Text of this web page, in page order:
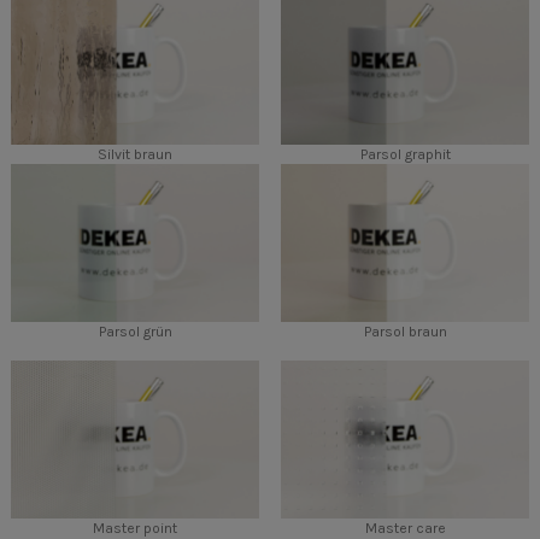
Silvit braun Parsol graphit
Parsol grün Parsol braun
Master point Master care